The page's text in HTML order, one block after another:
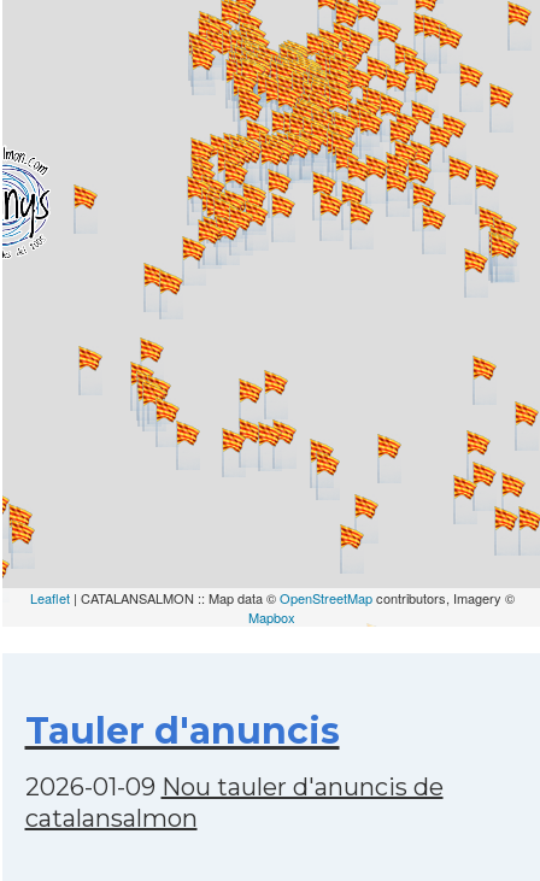
Leaflet| CATALANSALMON :: Map data ©OpenStreetMapcontributors, Imagery ©
Mapbox
Tauler d'anuncis
2026-01-09 Nou tauler d'anuncis de
catalansalmon